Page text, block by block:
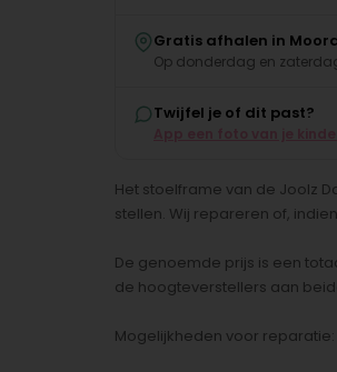
Gratis afhalen in
Op donderdag en
Twijfel je of dit past?
Het stoelframe van de Joolz
stellen. Wij repareren of,
De genoemde prijs is een
de hoogteverstellers aan
Mogelijkheden voor reparatie: